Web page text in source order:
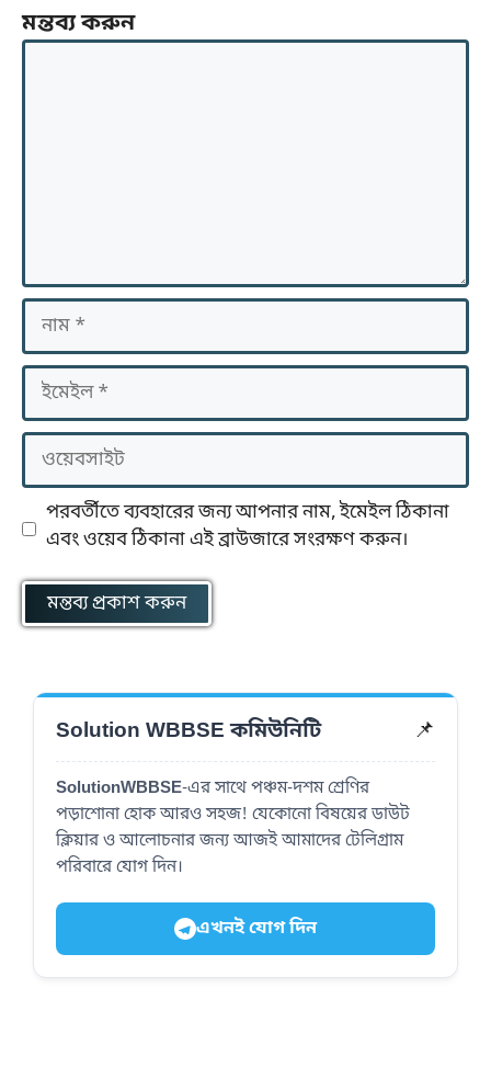
মন্তব্য করুন
মন্তব্য
নাম
ইমেইল
ওয়েবসাইট
পরবর্তীতে ব্যবহারের জন্য আপনার নাম, ইমেইল ঠিকানা
এবং ওয়েব ঠিকানা এই ব্রাউজারে সংরক্ষণ করুন।
Solution WBBSE কমিউনিটি 📌
SolutionWBBSE-এর সাথে পঞ্চম-দশম শ্রেণির
পড়াশোনা হোক আরও সহজ! যেকোনো বিষয়ের ডাউট
ক্লিয়ার ও আলোচনার জন্য আজই আমাদের টেলিগ্রাম
পরিবারে যোগ দিন।
এখনই যোগ দিন